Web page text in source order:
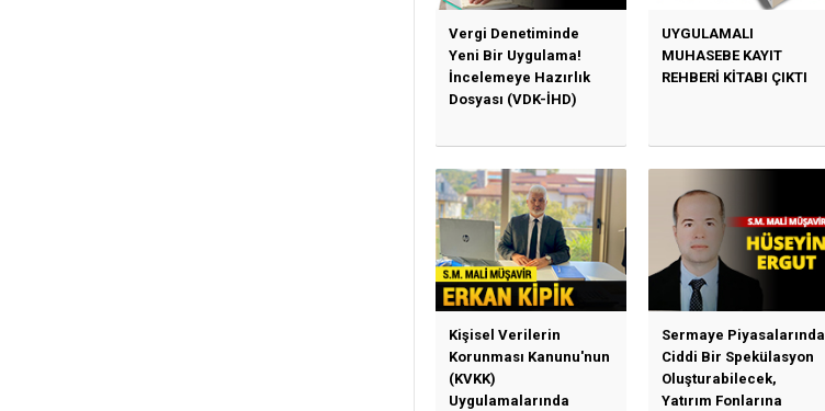
Vergi Denetiminde
Yeni Bir Uygulama!
İncelemeye Hazırlık
Dosyası (VDK-İHD)
UYGULAMALI
MUHASEBE KAYIT
REHBERİ KİTABI ÇIKTI
Kişisel Verilerin
Korunması Kanunu'nun
(KVKK)
Uygulamalarında
Sermaye Piyasalarında
Ciddi Bir Spekülasyon
Oluşturabilecek,
Yatırım Fonlarına